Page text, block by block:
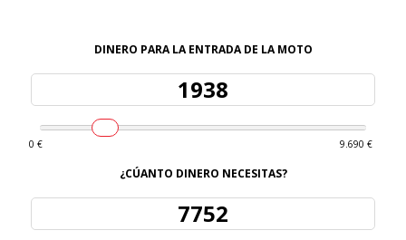
DINERO PARA LA ENTRADA DE LA MOTO
0 € 9.690 €
¿CÚANTO DINERO NECESITAS?